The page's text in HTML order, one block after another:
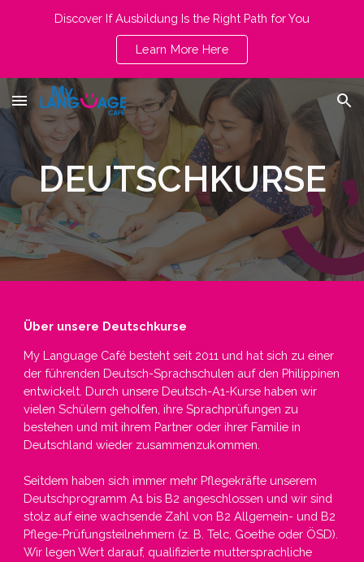
Discover If Ausbildung Is the Right Path for You
Learn More Here
DEUTSCHKURSE
Über unsere Deutschkurse
My Language Café besteht seit 2011 und hat sich zu einer
der führenden Deutsch-Sprachschulen auf den Philippinen
entwickelt. Durch unsere Deutsch-A1-Kurse haben wir
vielen Schülern geholfen, ihre Sprachprüfungen zu
bestehen und mit ihrem Partner oder ihrer Familie in
Deutschland wieder zusammenzukommen.
Seitdem haben sich immer mehr Pflegekräfte unserem
Deutschprogramm A1 bis B2 angeschlossen und wir sind
stolz auf eine wachsende Zahl von B2 Allgemein- und B2
Pflege-Prüfungsteilnehmern (z. B. Telc, Goethe oder ÖSD).
Wir legen Wert darauf, qualifizierte muttersprachliche